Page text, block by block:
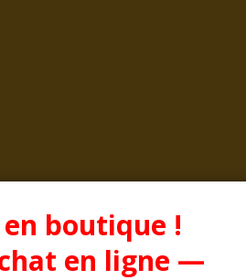
boutique !
en ligne —